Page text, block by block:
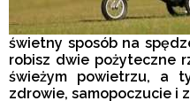
świetny sposób na
robisz dwie pożyteczne
świeżym powietrzu, a
zdrowie, samopoczucie i